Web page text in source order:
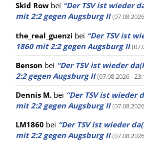
Skid Row bei “Der TSV ist wieder
mit 2:2 gegen Augsburg II
the_real_guenzi bei “Der TSV ist
1860 mit 2:2 gegen Augsburg II
Benson bei “Der TSV ist wieder
2:2 gegen Augsburg II (07.08.2026 -
Dennis M. bei “Der TSV ist wieder
mit 2:2 gegen Augsburg II
LM1860 bei “Der TSV ist wieder
mit 2:2 gegen Augsburg II